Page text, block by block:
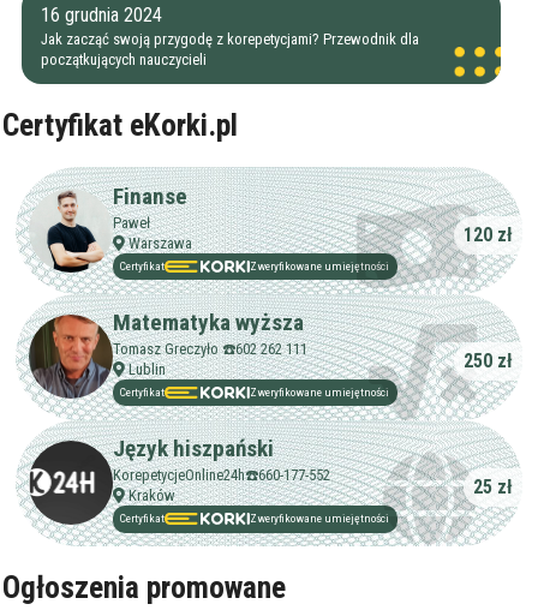
16 grudnia 2024
Jak zacząć swoją przygodę z korepetycjami? Przewodnik dla
początkujących nauczycieli
Certyfikat eKorki.pl
Finanse
Paweł
Warszawa
Certyfikat Zweryfikowane umiejętności
120 zł
Matematyka wyższa
Tomasz Greczyło ☎️602 262 111
Lublin
Certyfikat Zweryfikowane umiejętności
250 zł
Język hiszpański
KorepetycjeOnline24h☎️660-177-552
Kraków
Certyfikat Zweryfikowane umiejętności
25 zł
Ogłoszenia promowane